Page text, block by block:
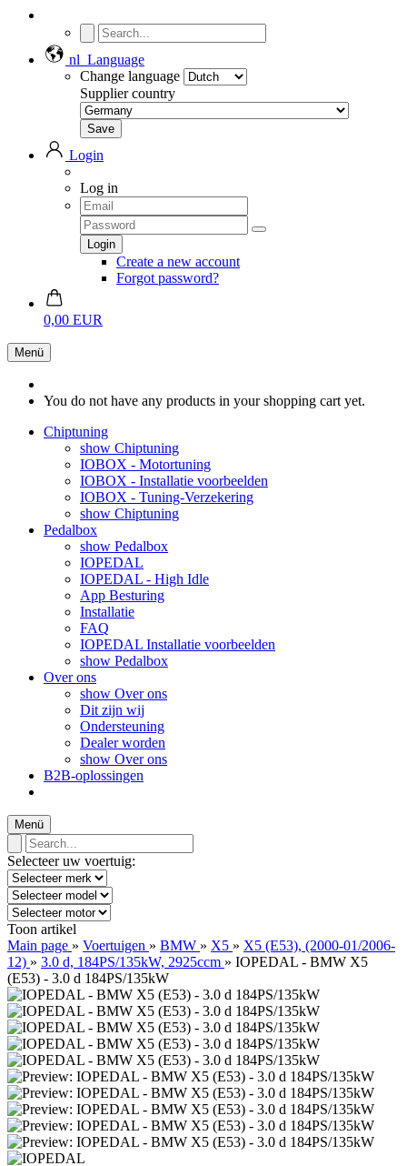
nl Language
Change language
Supplier country
Login
Log in
Create a new account
Forgot password?
0,00 EUR
Menü
You do not have any products in your shopping cart yet.
Chiptuning
show Chiptuning
IOBOX - Motortuning
IOBOX - Installatie voorbeelden
IOBOX - Tuning-Verzekering
show Chiptuning
Pedalbox
show Pedalbox
IOPEDAL
IOPEDAL - High Idle
App Besturing
Installatie
FAQ
IOPEDAL Installatie voorbeelden
show Pedalbox
Over ons
show Over ons
Dit zijn wij
Ondersteuning
Dealer worden
show Over ons
B2B-oplossingen
Menü
Selecteer uw voertuig:
Toon artikel
Main page » Voertuigen » BMW » X5 » X5 (E53), (2000-01/2006-
12) » 3.0 d, 184PS/135kW, 2925ccm » IOPEDAL - BMW X5
(E53) - 3.0 d 184PS/135kW